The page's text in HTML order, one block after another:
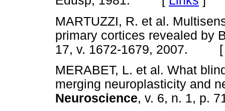
MARTUZZI, R. et al.
primary cortices revealed by
17, v. 1672-1679, 2007.
MERABET, L. et al. What
merging neuroplasticity and
Neuroscience, v. 6, n. 1,